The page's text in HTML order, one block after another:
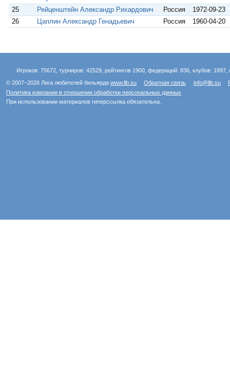
25
Рейценштейн Александр Рихардович Россия
1972-09-23
26
Цаплин Александр Генадьевич Россия 1960-04-20
Игроков: 75672, турниров: 42529, рейтингов 1900, федераций: 836, клубов:
© 2007–2026 Лига любителей бильярдаwww.llb.su Обратная связь info@llb.su
Политика компании в отношении обработки персональных данных
При использовании материалов гиперссылка обязательна.